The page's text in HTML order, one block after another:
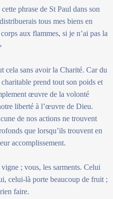
phrase de St Paul dans son
tous mes biens en
aux flammes, si je n’ai pas la
cela sans avoir la Charité. Car du
prend tout son poids et
œuvre de la volonté
liberté à l’œuvre de Dieu.
de nos actions ne trouvent
que lorsqu’ils trouvent en
accomplissement.
; vous, les sarments. Celui
celui-là porte beaucoup de fruit ;
faire.